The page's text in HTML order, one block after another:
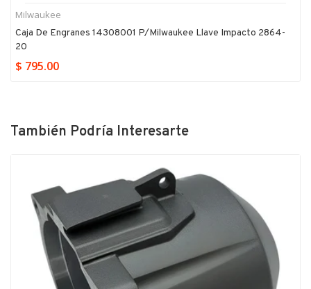
Milwaukee
Caja De Engranes 14308001 P/milwaukee Llave Impacto 2864-
20
$ 795.00
También Podría Interesarte